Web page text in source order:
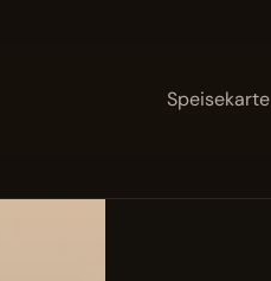
Speisekarte